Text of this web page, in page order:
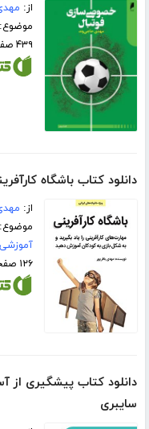
از:
۴۳۹ صفحه
دانلود کتاب باشگاه
از:
آموزشی
۱۲۶ صفحه
دانلود کتاب پیشگیری از
سایبری